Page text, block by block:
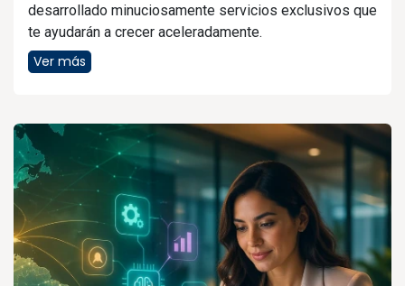
desarrollado minuciosamente servicios exclusivos que
te ayudarán a crecer aceleradamente.
Ver más